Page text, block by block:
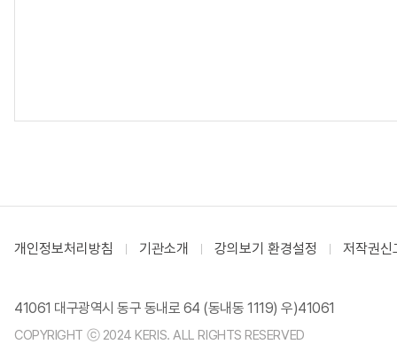
개인정보처리방침 기관소개 강의보기 환경설정 저작권신
41061 대구광역시 동구 동내로 64 (동내동 1119) 우)41061
COPYRIGHT ⓒ 2024 KERIS. ALL RIGHTS RESERVED